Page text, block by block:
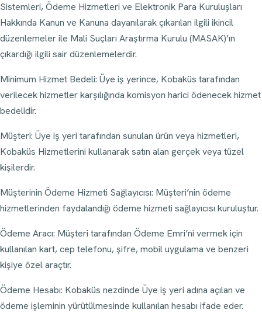
Sistemleri, Ödeme Hizmetleri ve Elektronik Para Kuruluşları
Hakkında Kanun ve Kanuna dayanılarak çıkarılan ilgili ikincil
düzenlemeler ile Mali Suçları Araştırma Kurulu (MASAK)’ın
çıkardığı ilgili sair düzenlemelerdir.
Minimum Hizmet Bedeli: Üye iş yerince, Kobaküs tarafından
verilecek hizmetler karşılığında komisyon harici ödenecek hizmet
bedelidir.
Müşteri: Üye iş yeri tarafından sunulan ürün veya hizmetleri,
Kobaküs Hizmetlerini kullanarak satın alan gerçek veya tüzel
kişilerdir.
Müşterinin Ödeme Hizmeti Sağlayıcısı: Müşteri’nin ödeme
hizmetlerinden faydalandığı ödeme hizmeti sağlayıcısı kuruluştur.
Ödeme Aracı: Müşteri tarafından Ödeme Emri’ni vermek için
kullanılan kart, cep telefonu, şifre, mobil uygulama ve benzeri
kişiye özel araçtır.
Ödeme Hesabı: Kobaküs nezdinde Üye iş yeri adına açılan ve
ödeme işleminin yürütülmesinde kullanılan hesabı ifade eder.